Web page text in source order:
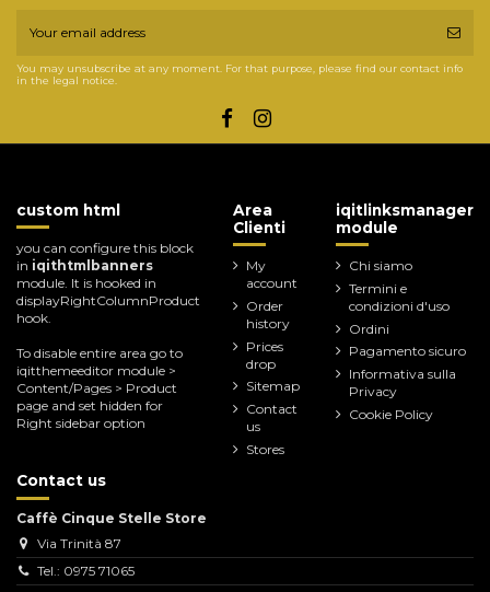
You may unsubscribe at any moment. For that purpose, please find our contact info
in the legal notice.
custom html
you can configure this block
in iqithtmlbanners
module. It is hooked in
displayRightColumnProduct
hook.
To disable entire area go to
iqitthemeeditor module >
Content/Pages > Product
page and set hidden for
Right sidebar option
Area
Clienti
My
account
Order
history
Prices
drop
Sitemap
Contact
us
Stores
iqitlinksmanager
module
Chi siamo
Termini e
condizioni d'uso
Ordini
Pagamento sicuro
Informativa sulla
Privacy
Cookie Policy
Contact us
Caffè Cinque Stelle Store
Via Trinità 87
Tel.: 0975 71065